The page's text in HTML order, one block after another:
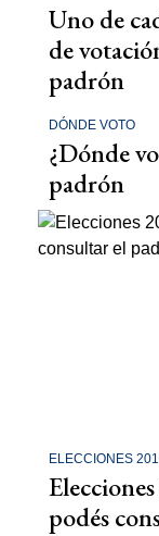
Uno de
de
padrón
DÓNDE VOTO
¿Dónde
padrón
ELECCIONES
podés